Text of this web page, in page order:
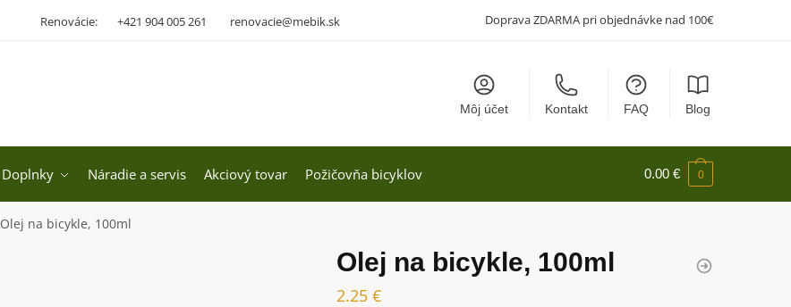
Renovácie: +421 904 005 261 renovacie@mebik.sk Doprava ZDARMA pri objednávke nad 100€
Môj účet Kontakt FAQ Blog
Doplnky Náradie a servis Akciový tovar Požičovňa bicyklov 0.00 € 0
Olej na bicykle, 100ml
Olej na bicykle, 100ml
2.25 €